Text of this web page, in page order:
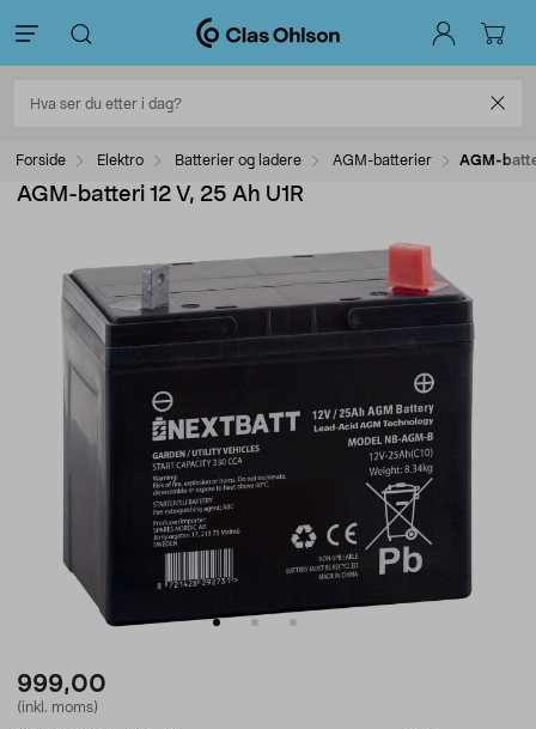
Forside Elektro Batterier og ladere AGM-batterier AGM-
AGM-batteri 12 V, 25 Ah U1R
999,00
(inkl. moms)